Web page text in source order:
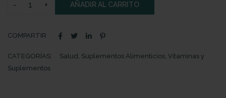
AÑADIR AL CARRITO
COMPARTIR
CATEGORÍAS: Salud Suplementos Alimenticios Vitaminas y
Suplementos